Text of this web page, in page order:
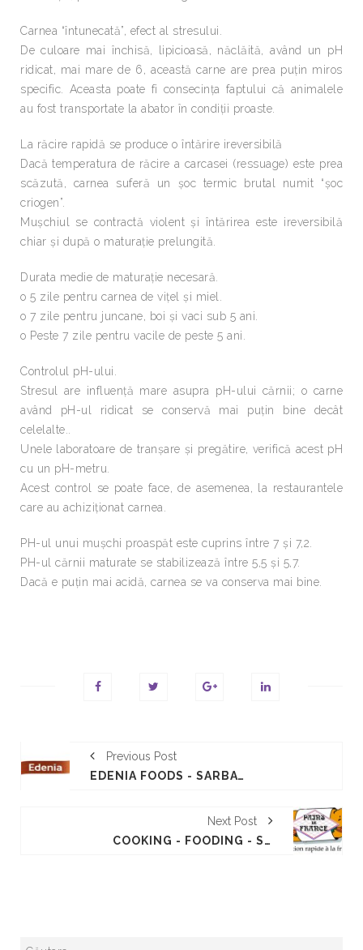
Carnea “întunecată”, efect al stresului.
De culoare mai închisă, lipicioasă, năclăită, având un pH
ridicat, mai mare de 6, această carne are prea puţin miros
specific. Aceasta poate fi consecinţa faptului că animalele
au fost transportate la abator în condiţii proaste.
La răcire rapidă se produce o întărire ireversibilă
Dacă temperatura de răcire a carcasei (ressuage) este prea
scăzută, carnea suferă un şoc termic brutal numit “şoc
criogen”.
Muşchiul se contractă violent şi întărirea este ireversibilă
chiar şi după o maturaţie prelungită.
Durata medie de maturaţie necesară.
o 5 zile pentru carnea de viţel şi miel.
o 7 zile pentru juncane, boi şi vaci sub 5 ani.
o Peste 7 zile pentru vacile de peste 5 ani.
Controlul pH-ului.
Stresul are influenţă mare asupra pH-ului cărnii; o carne
având pH-ul ridicat se conservă mai puţin bine decât
celelalte..
Unele laboratoare de tranşare şi pregătire, verifică acest pH
cu un pH-metru.
Acest control se poate face, de asemenea, la restaurantele
care au achiziţionat carnea.
PH-ul unui muşchi proaspăt este cuprins între 7 şi 7,2.
PH-ul cărnii maturate se stabilizează între 5,5 şi 5,7.
Dacă e puţin mai acidă, carnea se va conserva mai bine.
Previous Post
EDENIA FOODS - SARBATOAREA GUSTULUI
Next Post
COOKING - FOODING - SNACKING, NOUS ASSISTONS À LA FIN DU « BLING BLING » AU PROFIT D'UN MARKETING SINCÈRE ET RESPONSABLE.